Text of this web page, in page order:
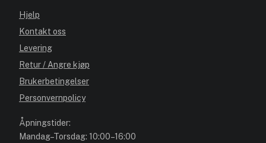
Hjelp
Kontakt oss
Levering
Retur / Angre kjøp
Brukerbetingelser
Personvernpolicy
Åpningstider:
Mandag–Torsdag: 10:00–16:00